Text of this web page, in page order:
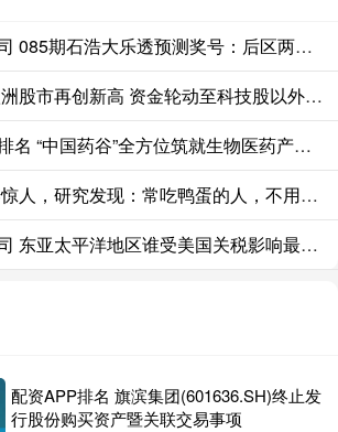
东莞市股票配资公司 085期石浩大乐透预测奖号：后区两码参考
证券炒股配资网 欧洲股市再创新高 资金轮动至科技股以外板块
股票配资正规平台排名 “中国药谷”全方位筑就生物医药产业高地
杠杆炒股 鸭蛋营养惊人，研究发现：常吃鸭蛋的人，不用多久，或有6个改善，关乎日常健康不可忽视
排名第一的配资公司 东亚太平洋地区谁受美国关税影响最大？世行研究局局长答一财
配资APP排名 旗滨集团(601636.SH)终止发
行股份购买资产暨关联交易事项